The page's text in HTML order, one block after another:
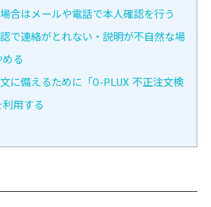
合はメールや電話で本人確認を行う
で連絡がとれない・説明が不自然な場
る
に備えるために「O-PLUX 不正注文検
用する